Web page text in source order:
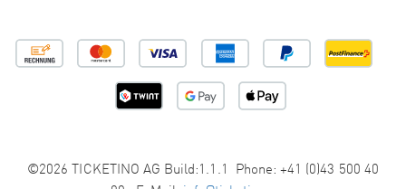
©2026 TICKETINO AG Build:1.1.1 Phone: +41 (0)43 500 40